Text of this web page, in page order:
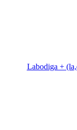
Labodiga +